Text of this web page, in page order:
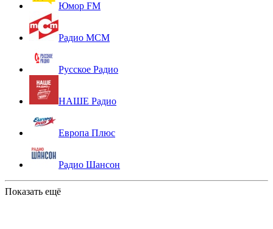
Юмор FM
Радио МСМ
Русское Радио
НАШЕ Радио
Европа Плюс
Радио Шансон
Показать ещё